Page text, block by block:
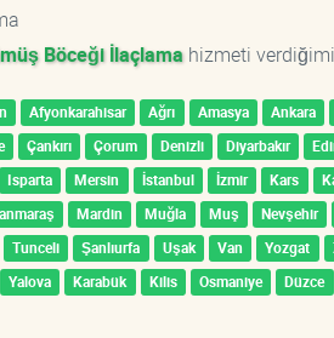
Böceği İlaçlama hizmeti
Afyonkarahisar Ağrı Amasya Ankara
Çankırı Çorum Denizli Diyarbakır
Isparta Mersin İstanbul İzmir Kars
Mardin Muğla Muş Nevşehir
Tunceli Şanlıurfa Uşak Van Yozgat
Yalova Karabük Kilis Osmaniye Düzce